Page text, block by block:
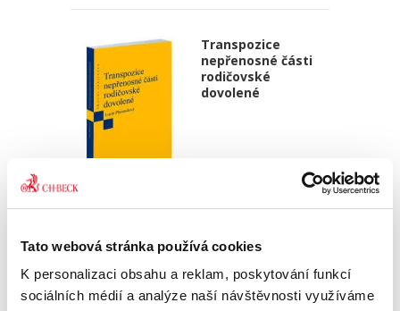
Tato webová stránka používá cookies
K personalizaci obsahu a reklam, poskytování funkcí
sociálních médií a analýze naší návštěvnosti využíváme
Transpozice
nepřenosné části
rodičovské
dovolené
Lucie Přenosilová
340,00 Kč
Monografie analyzuje soulad české právní
úpravy s požadavky čl. 5 odst. 2 a čl. 8 odst. 3